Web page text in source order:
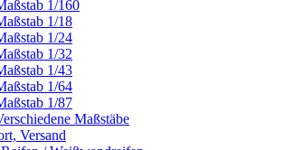
1/160
1/18
1/24
1/32
1/43
1/64
1/87
Maßstäbe
Versand